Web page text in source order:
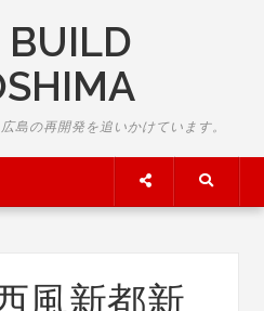
島の再開発を追いかけています。
風新都新